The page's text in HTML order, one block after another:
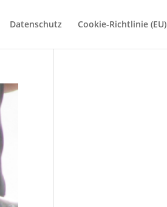
Datenschutz Cookie-Richtlinie (EU)